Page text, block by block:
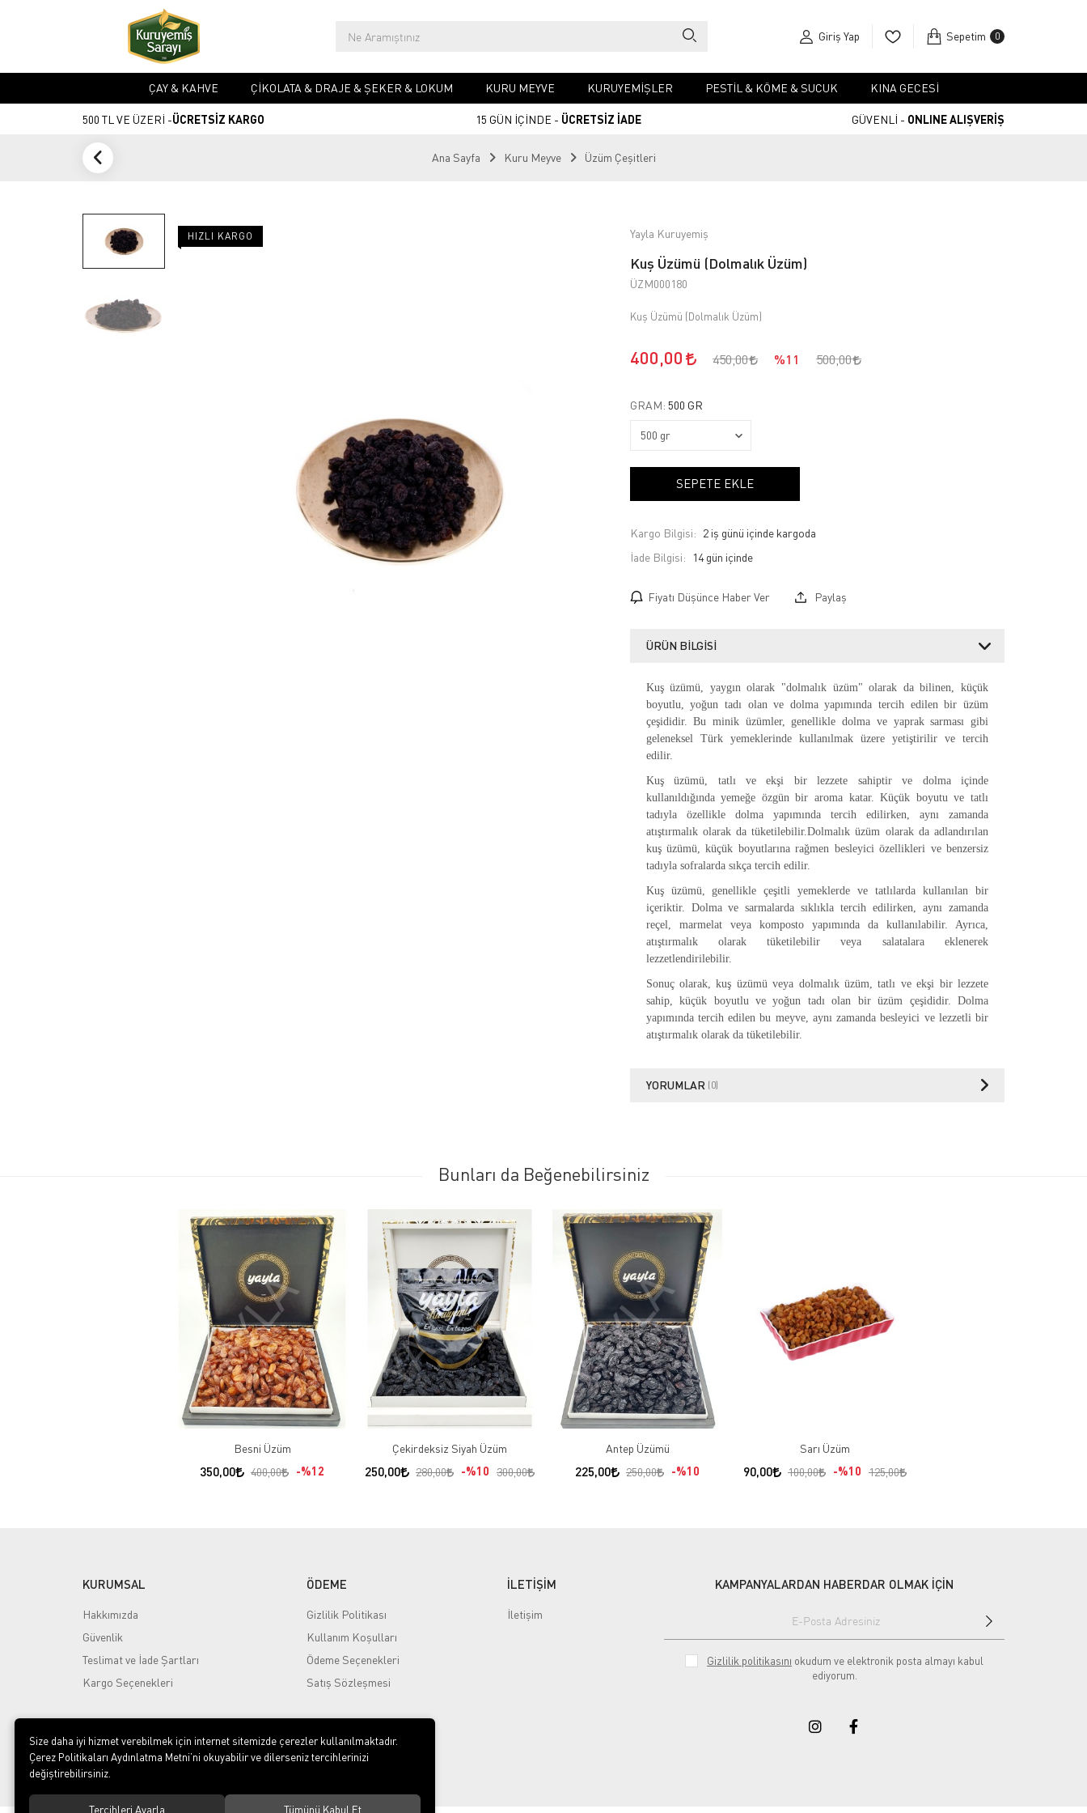
Giriş Yap Sepetim 0
ÇAY & KAHVE ÇIKOLATA & DRAJE & ŞEKER & LOKUM KURU MEYVE KURUYEMIŞLER PESTIL & KÖME & SUCUK KINA GECESI
500 TL VE ÜZERİ -ÜCRETSİZ KARGO 15 GÜN İÇİNDE - ÜCRETSİZ İADE GÜVENLİ - ONLINE ALIŞVERİŞ
Ana Sayfa Kuru Meyve Üzüm Çeşitleri
HIZLI KARGO Yayla Kuruyemiş
Kuş Üzümü (Dolmalık Üzüm)
ÜZM000180
Kuş Üzümü (Dolmalık Üzüm)
400,00 450,00 %11 500,00
GRAM: 500 GR
SEPETE EKLE
Kargo Bilgisi: 2 iş günü içinde kargoda
İade Bilgisi:
Fiyatı Düşünce Haber Ver Paylaş
ÜRÜN BILGISI
Kuş üzümü, yaygın olarak "dolmalık üzüm" olarak da bilinen, küçük
boyutlu, yoğun tadı olan ve dolma yapımında tercih edilen bir üzüm
çeşididir. Bu minik üzümler, genellikle dolma ve yaprak sarması gibi
geleneksel Türk yemeklerinde kullanılmak üzere yetiştirilir ve tercih
edilir.
Kuş üzümü, tatlı ve ekşi bir lezzete sahiptir ve dolma içinde
kullanıldığında yemeğe özgün bir aroma katar. Küçük boyutu ve tatlı
tadıyla özellikle dolma yapımında tercih edilirken, aynı zamanda
atıştırmalık olarak da tüketilebilir.Dolmalık üzüm olarak da adlandırılan
kuş üzümü, küçük boyutlarına rağmen besleyici özellikleri ve benzersiz
tadıyla sofralarda sıkça tercih edilir.
Kuş üzümü, genellikle çeşitli yemeklerde ve tatlılarda kullanılan bir
içeriktir. Dolma ve sarmalarda sıklıkla tercih edilirken, aynı zamanda
reçel, marmelat veya komposto yapımında da kullanılabilir. Ayrıca,
atıştırmalık olarak tüketilebilir veya salatalara eklenerek
lezzetlendirilebilir.
Sonuç olarak, kuş üzümü veya dolmalık üzüm, tatlı ve ekşi bir lezzete
sahip, küçük boyutlu ve yoğun tadı olan bir üzüm çeşididir. Dolma
yapımında tercih edilen bu meyve, aynı zamanda besleyici ve lezzetli bir
atıştırmalık olarak da tüketilebilir.
YORUMLAR (0)
Bunları da Beğenebilirsiniz
Besni Üzüm
350,00 400,00 %12
Çekirdeksiz Siyah Üzüm
250,00 280,00 %10 300,00
Antep Üzümü
225,00 250,00 %10
Sarı Üzüm
90,00 100,00 %10 125,00
KURUMSAL
Hakkımızda
Güvenlik
Teslimat ve İade Şartları
Kargo Seçenekleri
ÖDEME
Gizlilik Politikası
Kullanım Koşulları
Ödeme Seçenekleri
Satış Sözleşmesi
İLETİŞİM
İletişim
KAMPANYALARDAN HABERDAR OLMAK İÇİN
Gizlilik politikasını okudum ve elektronik posta almayı kabul
ediyorum.
Size daha iyi hizmet verebilmek için internet sitemizde çerezler kullanılmaktadır.
Çerez Politikaları Aydınlatma Metni’ni okuyabilir ve dilerseniz tercihlerinizi
değiştirebilirsiniz.
Tercihleri Ayarla Tümünü Kabul Et